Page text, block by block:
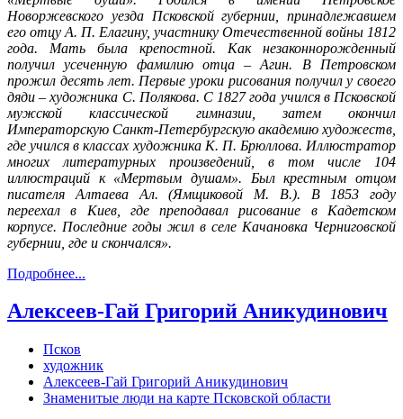
Новоржевского уезда Псковской губернии, принадлежавшем
его отцу А. П. Елагину, участнику Отечественной войны 1812
года. Мать была крепостной. Как незаконнорожденный
получил усеченную фамилию отца – Агин. В Петровском
прожил десять лет. Первые уроки рисования получил у своего
дяди – художника С. Полякова. С 1827 года учился в Псковской
мужской классической гимназии, затем окончил
Императорскую Санкт-Петербургскую академию художеств,
где учился в классах художника К. П. Брюллова. Иллюстратор
многих литературных произведений, в том числе 104
иллюстраций к «Мертвым душам». Был крестным отцом
писателя Алтаева Ал. (Ямщиковой М. В.). В 1853 году
переехал в Киев, где преподавал рисование в Кадетском
корпусе. Последние годы жил в селе Качановка Черниговской
губернии, где и скончался».
Подробнее...
Алексеев-Гай Григорий Аникудинович
Псков
художник
Алексеев-Гай Григорий Аникудинович
Знаменитые люди на карте Псковской области